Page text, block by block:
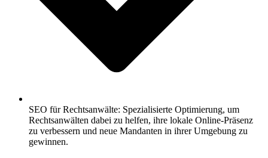
SEO für Rechtsanwälte: Spezialisierte Optimierung, um
Rechtsanwälten dabei zu helfen, ihre lokale Online-Präsenz
zu verbessern und neue Mandanten in ihrer Umgebung zu
gewinnen.